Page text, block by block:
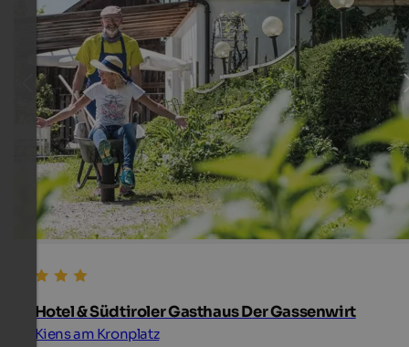
Hotel & Südtiroler Gasthaus Der Gassenwirt
Kiens am Kronplatz